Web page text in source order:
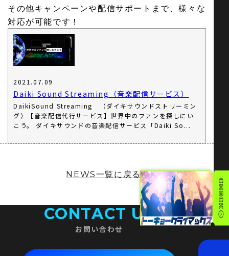
その他キャンペーンや配信サポートまで、様々な
対応が可能です！
2021.07.09
Daiki Sound Streaming（音楽配信サービス）
DaikiSound Streaming （ダイキサウンドストリーミン
グ）【音楽配信代行サービス】世界中のファンを探しにい
こう。 ダイキサウンドの音楽配信サービス「Daiki So...
NEWS一覧に戻る
CONTACT US
お問い合わせ